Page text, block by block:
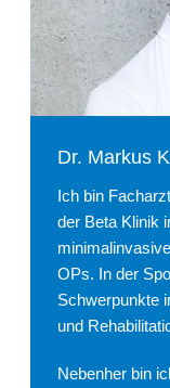
Dr. Markus
Ich bin
der Beta Klinik
OPs. In der
Schwerpunkte
und
Nebenher bin